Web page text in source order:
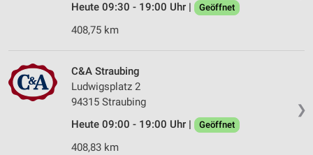
Heute 09:30 - 19:00 Uhr |
Geöffnet
408,75 km
❯
C&A Straubing
Ludwigsplatz 2
94315 Straubing
Heute 09:00 - 19:00 Uhr |
Geöffnet
408,83 km